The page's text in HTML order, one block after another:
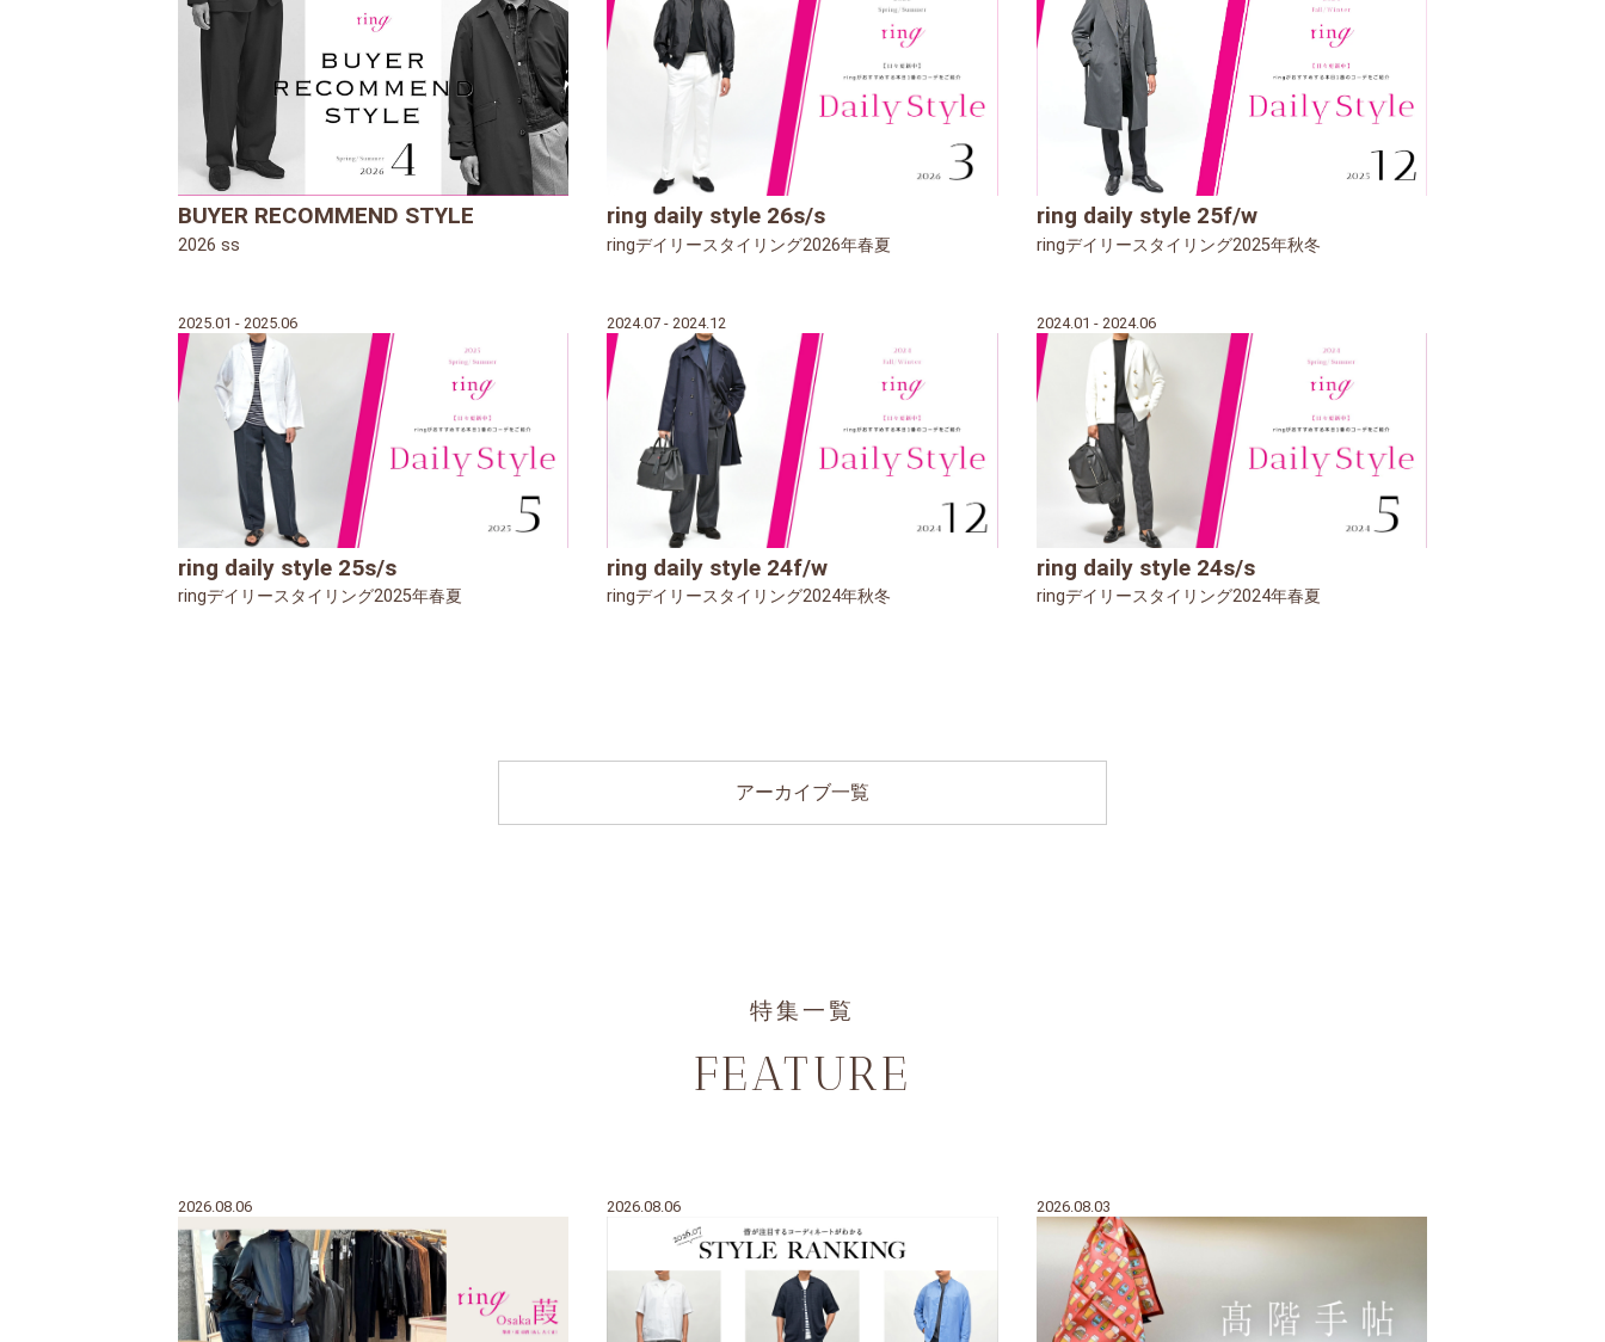
BUYER RECOMMEND STYLE
2026 ss
ring daily style 26s/s
ringデイリースタイリング2026年春夏
ring daily style 25f/w
ringデイリースタイリング2025年秋冬
2025.01 - 2025.06
ring daily style 25s/s
ringデイリースタイリング2025年春夏
2024.07 - 2024.12
ring daily style 24f/w
ringデイリースタイリング2024年秋冬
2024.01 - 2024.06
ring daily style 24s/s
ringデイリースタイリング2024年春夏
アーカイブ一覧
特集一覧
FEATURE
2026.08.06 2026.08.06 2026.08.03